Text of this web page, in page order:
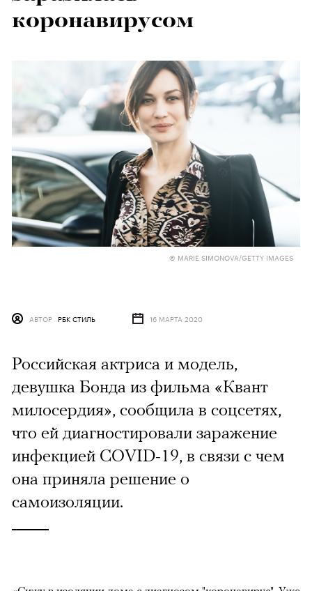
коронавирусом
© MARIE SIMONOVA/GETTY IMAGES
АВТОР РБК СТИЛЬ 16 МАРТА 2020
Российская актриса и модель,
девушка Бонда из фильма «Квант
милосердия», сообщила в соцсетях,
что ей диагностировали заражение
инфекцией COVID-19, в связи с чем
она приняла решение о
самоизоляции.